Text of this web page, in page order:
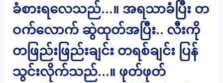
ခံစားရလေသည်…။ အရသာခံပြီး တ
ဝက်လောက် ဆွဲထုတ်အပြီး.. လီးကို
တဖြည်းဖြည်းချင်း တရစ်ချင်း ပြန်
သွင်းလိုက်သည်…။ ဖုတ်ဖုတ်